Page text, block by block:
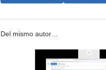
Del mismo autor…